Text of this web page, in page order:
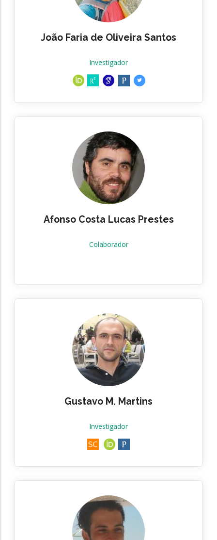
João Faria de Oliveira Santos
Investigador
Afonso Costa Lucas Prestes
Colaborador
Gustavo M. Martins
Investigador